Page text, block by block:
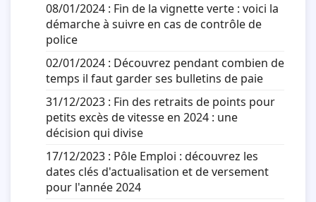
08/01/2024 : Fin de la vignette verte : voici la
démarche à suivre en cas de contrôle de
police
02/01/2024 : Découvrez pendant combien de
temps il faut garder ses bulletins de paie
31/12/2023 : Fin des retraits de points pour
petits excès de vitesse en 2024 : une
décision qui divise
17/12/2023 : Pôle Emploi : découvrez les
dates clés d'actualisation et de versement
pour l'année 2024